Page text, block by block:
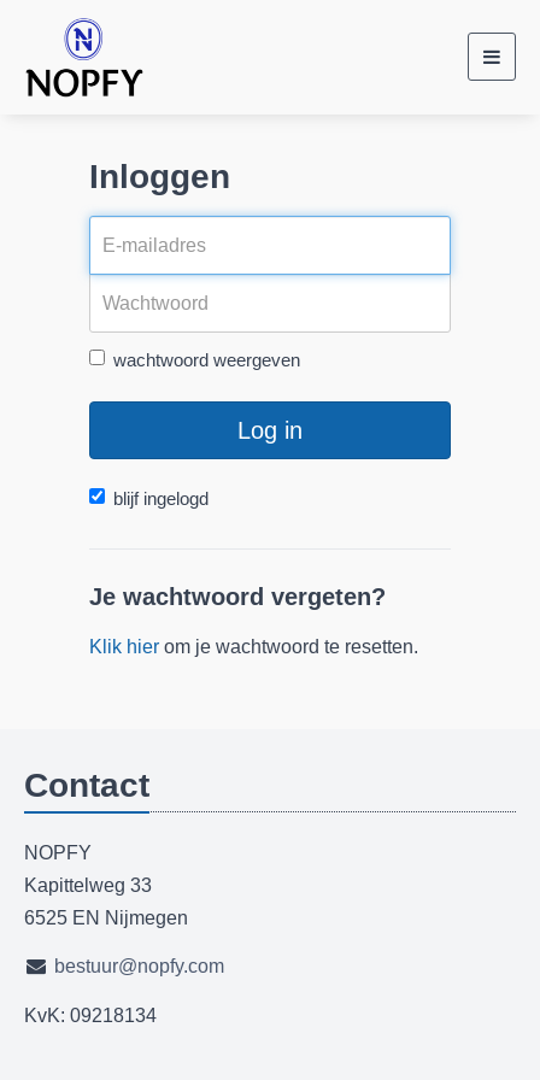
Inloggen
wachtwoord weergeven
Log in
blijf ingelogd
Je wachtwoord vergeten?
Klik hier om je wachtwoord te resetten.
Contact
NOPFY
Kapittelweg 33
6525 EN Nijmegen
bestuur@nopfy.com
KvK: 09218134